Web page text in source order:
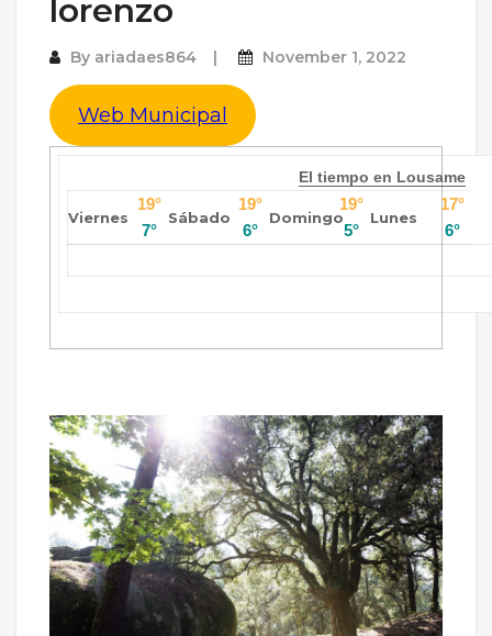
lorenzo
By ariadaes864 November 1, 2022
Web Municipal
El tiempo en Lousame
Viernes
19°
7°
Sábado
19°
6°
Domingo
19°
5°
Lunes
17°
6°